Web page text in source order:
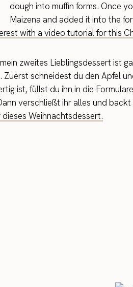
dough into muffin forms. Once
Maizena and added it into the
with a video tutorial for this
zweites Lieblingsdessert ist
Zuerst schneidest du den Apfel
ist, füllst du ihn in die
verschließt ihr alles und
Weihnachtsdessert.